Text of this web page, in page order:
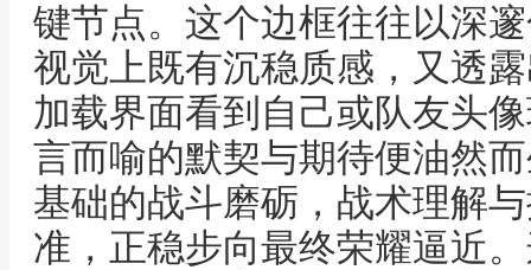
键节点。这个边框往往以深
视觉上既有沉稳质感，又透
加载界面看到自己或队友头
言而喻的默契与期待便油然
基础的战斗磨砺，战术理解
准，正稳步向最终荣耀逼近